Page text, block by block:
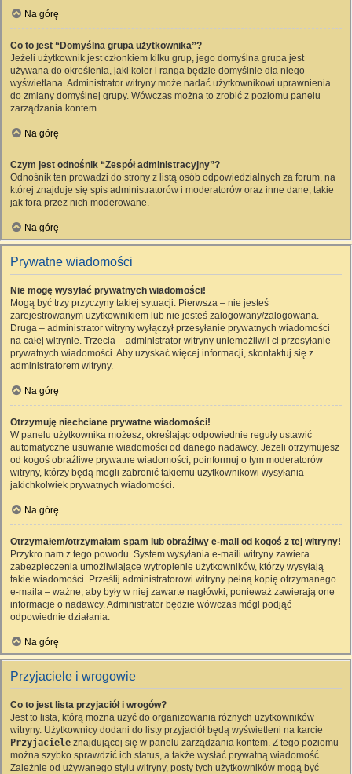
Na górę
Co to jest “Domyślna grupa użytkownika”?
Jeżeli użytkownik jest członkiem kilku grup, jego domyślna grupa jest
używana do określenia, jaki kolor i ranga będzie domyślnie dla niego
wyświetlana. Administrator witryny może nadać użytkownikowi uprawnienia
do zmiany domyślnej grupy. Wówczas można to zrobić z poziomu panelu
zarządzania kontem.
Na górę
Czym jest odnośnik “Zespół administracyjny”?
Odnośnik ten prowadzi do strony z listą osób odpowiedzialnych za forum, na
której znajduje się spis administratorów i moderatorów oraz inne dane, takie
jak fora przez nich moderowane.
Na górę
Prywatne wiadomości
Nie mogę wysyłać prywatnych wiadomości!
Mogą być trzy przyczyny takiej sytuacji. Pierwsza – nie jesteś
zarejestrowanym użytkownikiem lub nie jesteś zalogowany/zalogowana.
Druga – administrator witryny wyłączył przesyłanie prywatnych wiadomości
na całej witrynie. Trzecia – administrator witryny uniemożliwił ci przesyłanie
prywatnych wiadomości. Aby uzyskać więcej informacji, skontaktuj się z
administratorem witryny.
Na górę
Otrzymuję niechciane prywatne wiadomości!
W panelu użytkownika możesz, określając odpowiednie reguły ustawić
automatyczne usuwanie wiadomości od danego nadawcy. Jeżeli otrzymujesz
od kogoś obraźliwe prywatne wiadomości, poinformuj o tym moderatorów
witryny, którzy będą mogli zabronić takiemu użytkownikowi wysyłania
jakichkolwiek prywatnych wiadomości.
Na górę
Otrzymałem/otrzymałam spam lub obraźliwy e-mail od kogoś z tej witryny!
Przykro nam z tego powodu. System wysyłania e-maili witryny zawiera
zabezpieczenia umożliwiające wytropienie użytkowników, którzy wysyłają
takie wiadomości. Prześlij administratorowi witryny pełną kopię otrzymanego
e-maila – ważne, aby były w niej zawarte nagłówki, ponieważ zawierają one
informacje o nadawcy. Administrator będzie wówczas mógł podjąć
odpowiednie działania.
Na górę
Przyjaciele i wrogowie
Co to jest lista przyjaciół i wrogów?
Jest to lista, którą można użyć do organizowania różnych użytkowników
witryny. Użytkownicy dodani do listy przyjaciół będą wyświetleni na karcie
Przyjaciele znajdującej się w panelu zarządzania kontem. Z tego poziomu
można szybko sprawdzić ich status, a także wysłać prywatną wiadomość.
Zależnie od używanego stylu witryny, posty tych użytkowników mogą być